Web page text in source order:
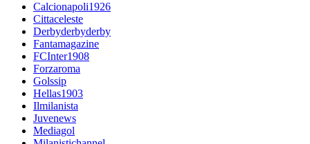
Calcionapoli1926
Cittaceleste
Derbyderbyderby
Fantamagazine
FCInter1908
Forzaroma
Golssip
Hellas1903
Ilmilanista
Juvenews
Mediagol